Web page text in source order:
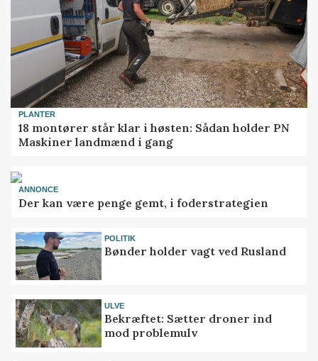
PLANTER
18 montører står klar i høsten: Sådan holder PN
Maskiner landmænd i gang
ANNONCE
Der kan være penge gemt, i foderstrategien
POLITIK
Bønder holder vagt ved Rusland
ULVE
Bekræftet: Sætter droner ind
mod problemulv